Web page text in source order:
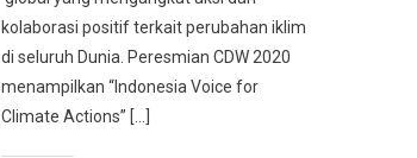
kolaborasi positif terkait perubahan iklim
di seluruh Dunia. Peresmian CDW 2020
menampilkan “Indonesia Voice for
Climate Actions” […]